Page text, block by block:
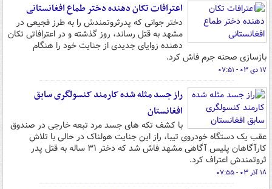
اعترافات تکان دهنده دختر طماع افغانستانی
دختر جوانی که پدرثروتمندش را به طرز فجیعی در
مشهد به قتل رساند، روز گذشته و در اعترافاتی تکان
دهنده زوایای جدیدی از جنایت خود را هنگام
بازسازی صحنه جرم فاش کرد.
۱۷ دی ۰۳ - ۰۷:۵۱
راز جسد مثله شده کارمند کنسولگری سابق
افغانستان
با کشف تکه های جسد مرد تبعه خارجی در صندوق
عقب یک دستگاه خودروی تیبا، راز این جنایت هولناک در حالی با تلاش
کارآگاهان پلیس آگاهی مشهد فاش شد که دختر ۳۱ ساله به قتل پدر
ثروتمندش اعتراف کرد.
۱۸ آذر ۰۳ - ۰۷:۵۵